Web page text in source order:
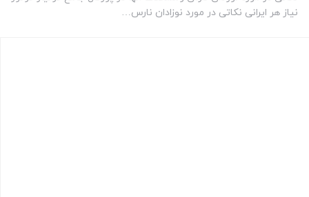
نیاز هر ایرانی نکاتی در مورد نوزادان نارس…